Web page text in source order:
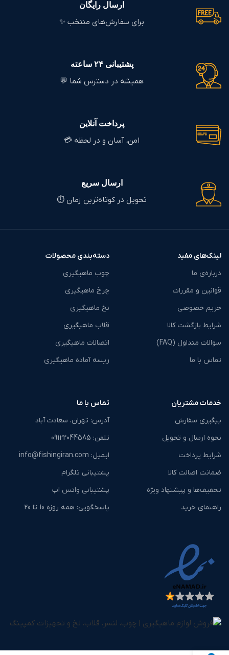
ارسال رایگان
برای سفارش‌های منتخب ✨
پشتیبانی ۲۴ ساعته
همیشه در دسترس شما 💬
پرداخت آنلاین
امن، آسان و در لحظه 💳
ارسال سریع
تحویل در کوتاه‌ترین زمان ⏱️
لینک‌های مفید
درباره‌ی ما
قوانین و مقررات
حریم خصوصی
شرایط بازگشت کالا
سوالات متداول (FAQ)
تماس با ما
دسته‌بندی محصولات
چوب ماهیگیری
چرخ ماهیگیری
نخ ماهیگیری
قلاب ماهیگیری
اتصالات ماهیگیری
ریسه آماده ماهیگیری
خدمات مشتریان
پیگیری سفارش
نحوه ارسال و تحویل
شرایط پرداخت
ضمانت اصالت کالا
تخفیف‌ها و پیشنهاد ویژه
راهنمای خرید
تماس با ما
آدرس: تهران، سعادت آباد
تلفن: ‎09122044585
ایمیل: info@fishingiran.com
پشتیبانی تلگرام
پشتیبانی واتس اپ
پاسخگویی: همه روزه 10 تا 20